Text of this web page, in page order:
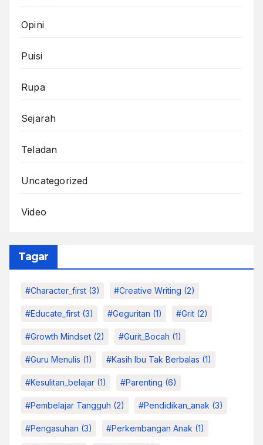
Opini
Puisi
Rupa
Sejarah
Teladan
Uncategorized
Video
Tagar
#character_first (3) #Creative Writing (2)
#educate_first (3) #Geguritan (1) #grit (2)
#growth Mindset (2) #Gurit_Bocah (1)
#Guru Menulis (1) #kasih Ibu Tak Berbalas (1)
#kesulitan_belajar (1) #parenting (6)
#pembelajar Tangguh (2) #pendidikan_anak (3)
#pengasuhan (3) #Perkembangan Anak (1)